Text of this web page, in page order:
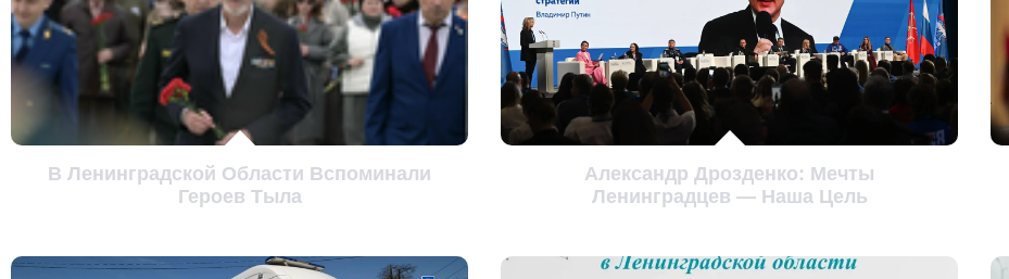
В Ленинградской Области Вспоминали
Героев Тыла
Александр Дрозденко: Мечты
Ленинградцев — Наша Цель